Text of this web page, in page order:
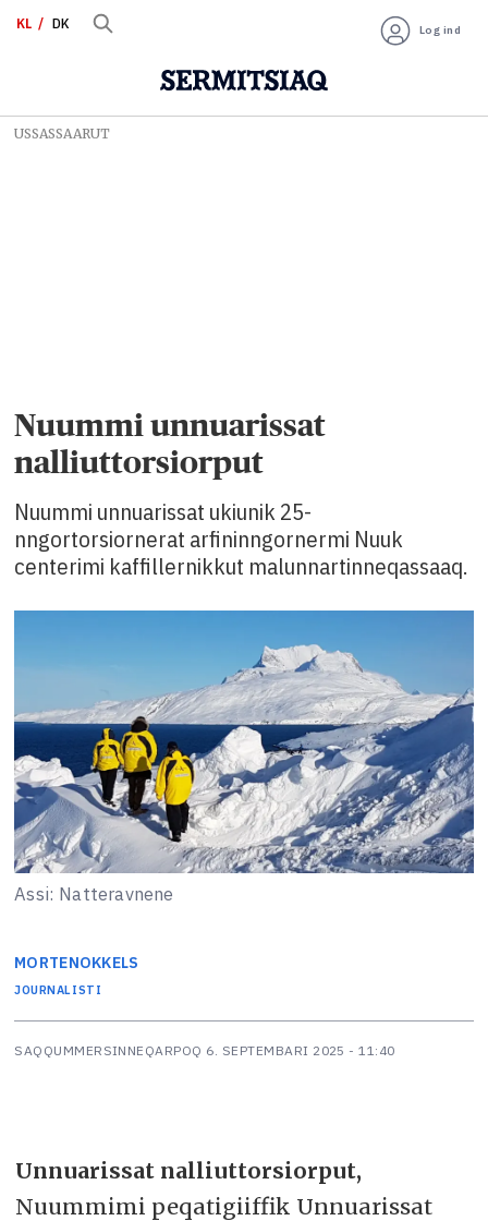
KL DK Log ind
USSASSAARUT
Nuummi unnuarissat
nalliuttorsiorput
Nuummi unnuarissat ukiunik 25-
nngortorsiornerat arfininngornermi Nuuk
centerimi kaffillernikkut malunnartinneqassaaq.
Assi: Natteravnene
MORTENOKKELS
JOURNALISTI
SAQQUMMERSINNEQARPOQ 6. SEPTEMBARI 2025 - 11:40
Unnuarissat nalliuttorsiorput,
Nuummimi peqatigiiffik Unnuarissat